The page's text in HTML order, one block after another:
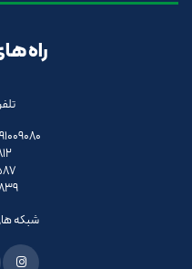
راه
051-91009080
شبکه